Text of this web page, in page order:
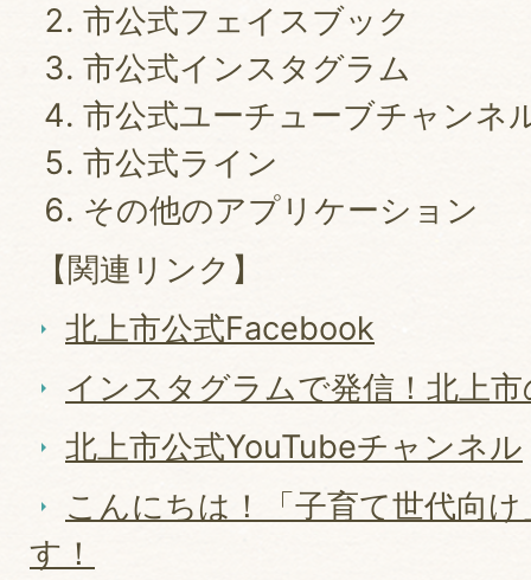
市公式フェイスブック
市公式インスタグラム
市公式ユーチューブチャンネ
市公式ライン
その他のアプリケーション
【関連リンク】
北上市公式Facebook
インスタグラムで発信！北上
北上市公式YouTubeチャンネル
こんにちは！「子育て世代向
す！